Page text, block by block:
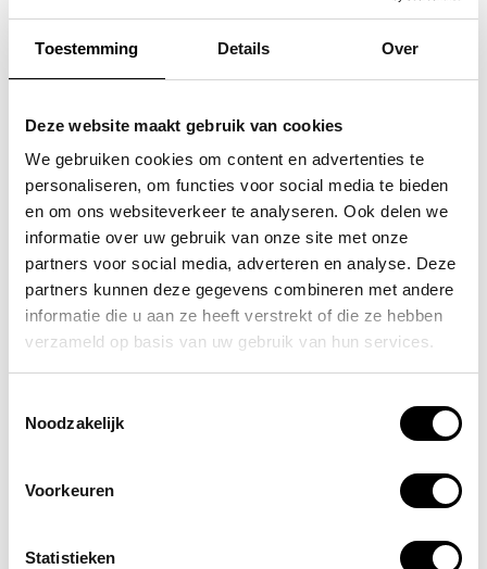
Toestemming Details Over
Deze website maakt gebruik van cookies
We gebruiken cookies om content en advertenties te
personaliseren, om functies voor social media te bieden
en om ons websiteverkeer te analyseren. Ook delen we
informatie over uw gebruik van onze site met onze
partners voor social media, adverteren en analyse. Deze
partners kunnen deze gegevens combineren met andere
informatie die u aan ze heeft verstrekt of die ze hebben
verzameld op basis van uw gebruik van hun services.
Noodzakelijk
Voorkeuren
Statistieken
grote schoudertas /
handtas dames birina
49,95
koffer / trolley /
reiskoffer 75 cm (large)
s'cure
VAN 249,00VOOR 159,00
POPULAIRE EN BEST VERKOCHT